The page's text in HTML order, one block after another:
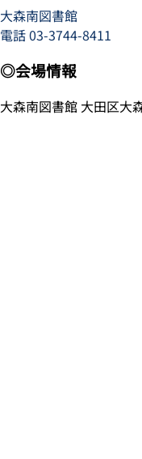
大森南図書館
電話03-3744-8411
◎会場情報
大森南図書館 大田区大